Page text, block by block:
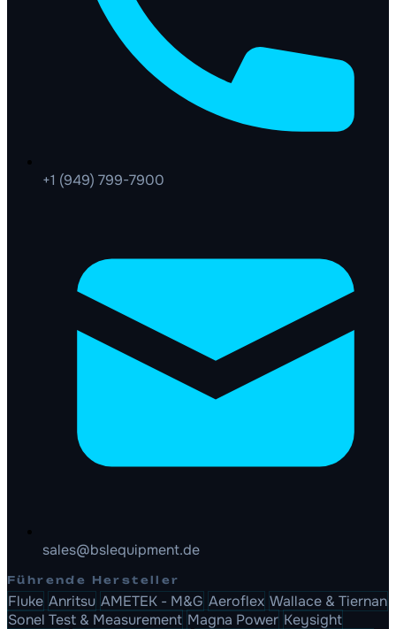
+1 (949) 799-7900
sales@bslequipment.de
Führende Hersteller
Fluke Anritsu AMETEK - M&G Aeroflex Wallace & Tiernan
Sonel Test & Measurement Magna Power Keysight